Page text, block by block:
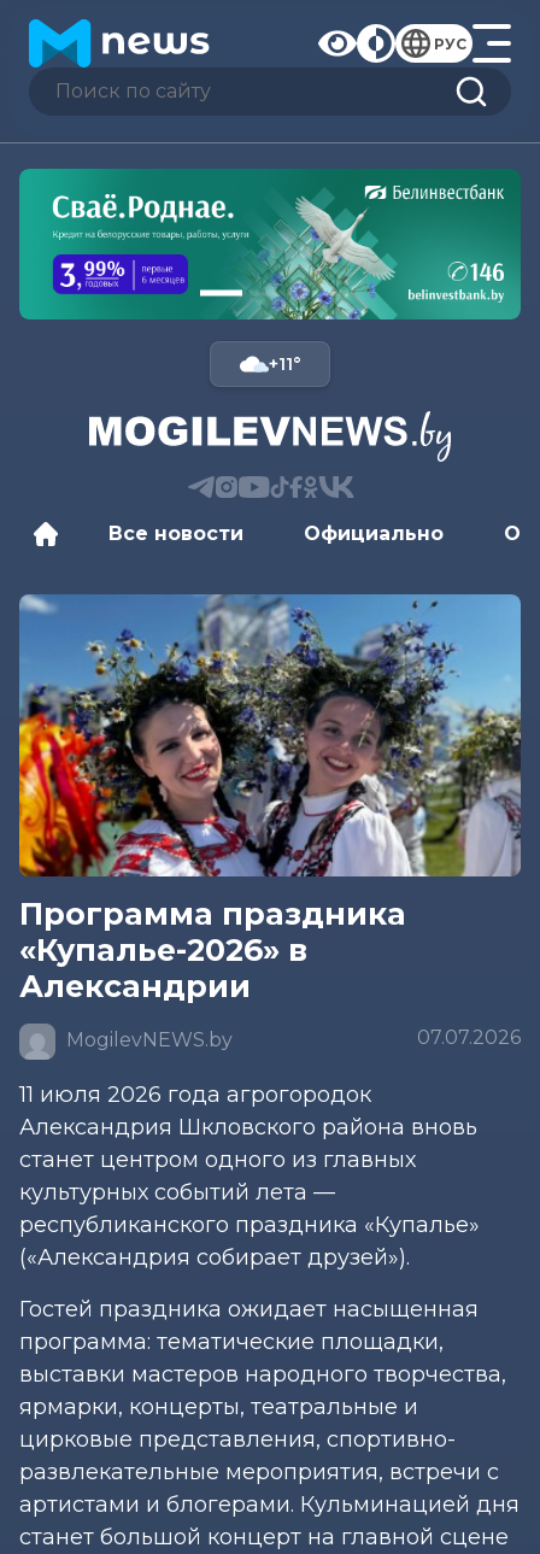
РУС
+11°
Все новости Официально
Программа праздника
«Купалье-2026» в
Александрии
MogilevNEWS.by 07.07.2026
11 июля 2026 года агрогородок
Александрия Шкловского района вновь
станет центром одного из главных
культурных событий лета —
республиканского праздника «Купалье»
(«Александрия собирает друзей»).
Гостей праздника ожидает насыщенная
программа: тематические площадки,
выставки мастеров народного творчества,
ярмарки, концерты, театральные и
цирковые представления, спортивно-
развлекательные мероприятия, встречи с
артистами и блогерами. Кульминацией дня
станет большой концерт на главной сцене